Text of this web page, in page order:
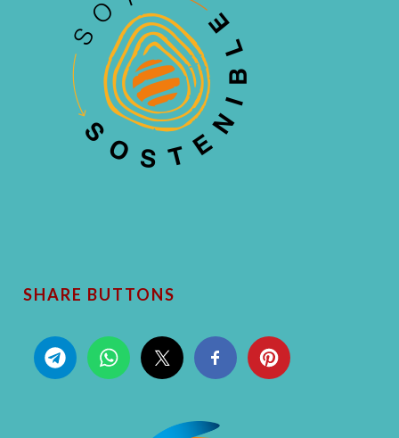
SHARE BUTTONS